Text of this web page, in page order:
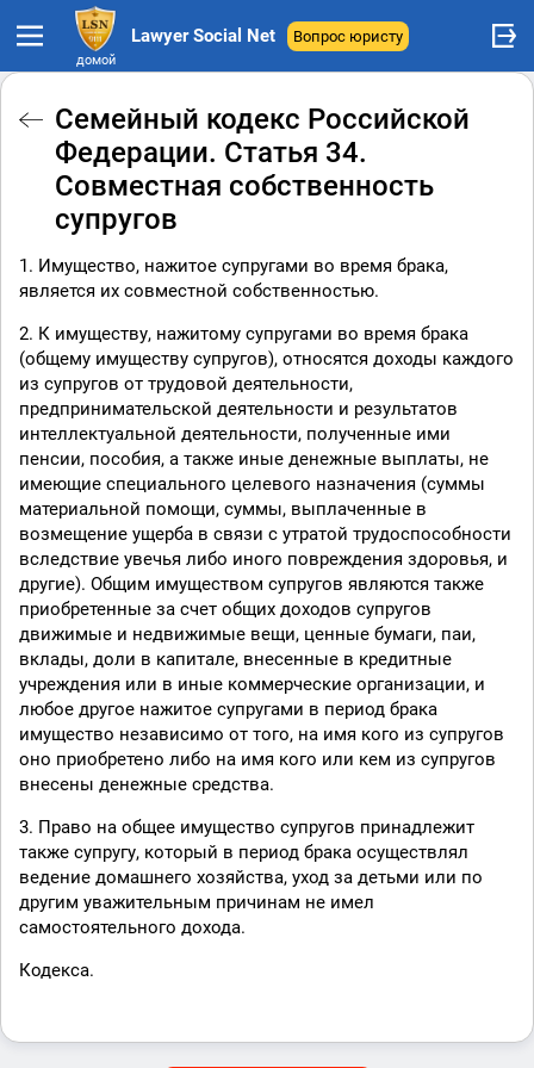
домой
Lawyer Social Net Вопрос юристу
Семейный кодекс Российской
Федерации. Статья 34.
Совместная собственность
супругов
1. Имущество, нажитое супругами во время брака,
является их совместной собственностью.
2. К имуществу, нажитому супругами во время брака
(общему имуществу супругов), относятся доходы каждого
из супругов от трудовой деятельности,
предпринимательской деятельности и результатов
интеллектуальной деятельности, полученные ими
пенсии, пособия, а также иные денежные выплаты, не
имеющие специального целевого назначения (суммы
материальной помощи, суммы, выплаченные в
возмещение ущерба в связи с утратой трудоспособности
вследствие увечья либо иного повреждения здоровья, и
другие). Общим имуществом супругов являются также
приобретенные за счет общих доходов супругов
движимые и недвижимые вещи, ценные бумаги, паи,
вклады, доли в капитале, внесенные в кредитные
учреждения или в иные коммерческие организации, и
любое другое нажитое супругами в период брака
имущество независимо от того, на имя кого из супругов
оно приобретено либо на имя кого или кем из супругов
внесены денежные средства.
3. Право на общее имущество супругов принадлежит
также супругу, который в период брака осуществлял
ведение домашнего хозяйства, уход за детьми или по
другим уважительным причинам не имел
самостоятельного дохода.
Кодекса.